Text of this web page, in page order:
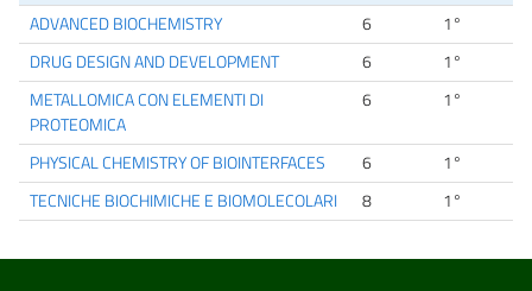
ADVANCED BIOCHEMISTRY
6
1°
DRUG DESIGN AND DEVELOPMENT
6
1°
METALLOMICA CON ELEMENTI DI
PROTEOMICA
6 1°
PHYSICAL CHEMISTRY OF BIOINTERFACES 6
1°
TECNICHE BIOCHIMICHE E BIOMOLECOLARI
8 1°